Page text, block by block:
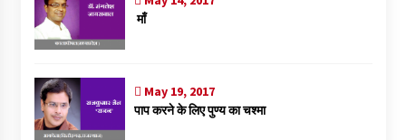
माँ
May 19, 2017
पाप करने के लिए पुण्य का चश्मा